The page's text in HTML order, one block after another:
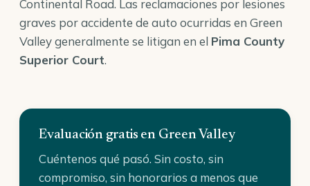
Continental Road. Las reclamaciones por lesiones
graves por accidente de auto ocurridas en Green
Valley generalmente se litigan en el Pima County
Superior Court.
Evaluación gratis en Green Valley
Cuéntenos qué pasó. Sin costo, sin
compromiso, sin honorarios a menos que